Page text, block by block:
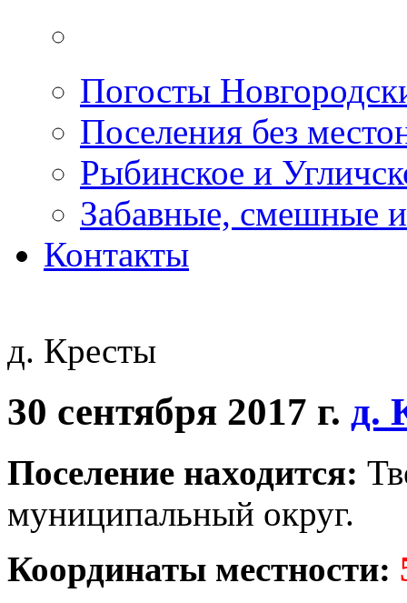
Погосты
Поселения без
Рыбинское и
Забавные, смешные
Контакты
д. Кресты
30 сентября 2017 г. д.
Поселение находится:
муниципальный округ.
Координаты местности: